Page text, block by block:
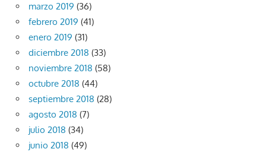
marzo 2019 (36)
febrero 2019 (41)
enero 2019 (31)
diciembre 2018 (33)
noviembre 2018 (58)
octubre 2018 (44)
septiembre 2018 (28)
agosto 2018 (7)
julio 2018 (34)
junio 2018 (49)